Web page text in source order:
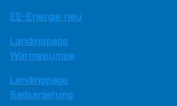
EE-Energie neu
Landingpage
Wärmepumpe
Landingpage
Badsanierung